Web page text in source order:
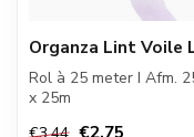
Organza Lint Voile
Rol à 25 meter I Afm.
x 25m